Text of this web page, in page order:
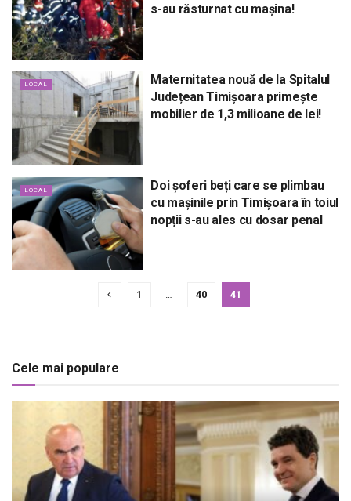
s-au răsturnat cu mașina!
LOCAL
Maternitatea nouă de la Spitalul
Județean Timișoara primește
mobilier de 1,3 milioane de lei!
LOCAL
Doi șoferi beți care se plimbau
cu mașinile prin Timișoara în toiul
nopții s-au ales cu dosar penal
1 … 40 41
Cele mai populare